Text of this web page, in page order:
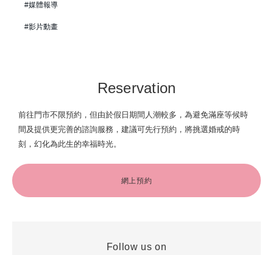
媒體報導
影片動畫
Reservation
前往門市不限預約，但由於假日期間人潮較多，為避免滿座等候時
間及提供更完善的諮詢服務，建議可先行預約，將挑選婚戒的時
刻，幻化為此生的幸福時光。
網上預約
Follow us on